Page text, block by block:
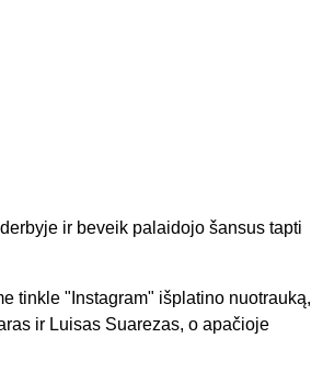
ir beveik palaidojo šansus tapti
tinkle "Instagram" išplatino nuotrauką,
ir Luisas Suarezas, o apačioje